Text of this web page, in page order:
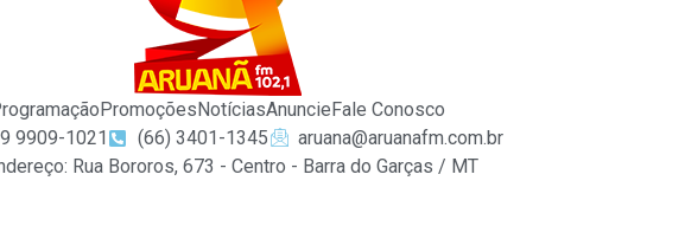
PromoçõesNotíciasAnuncieFale Conosco
9909-1021
(66) 3401-1345
aruana@aruanafm.com.br
Rua Bororos, 673 - Centro - Barra do Garças / MT